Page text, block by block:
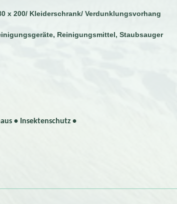
x 200/ Kleiderschrank/ Verdunklungsvorhang
Reinigungsmittel, Staubsauger
• Insektenschutz •